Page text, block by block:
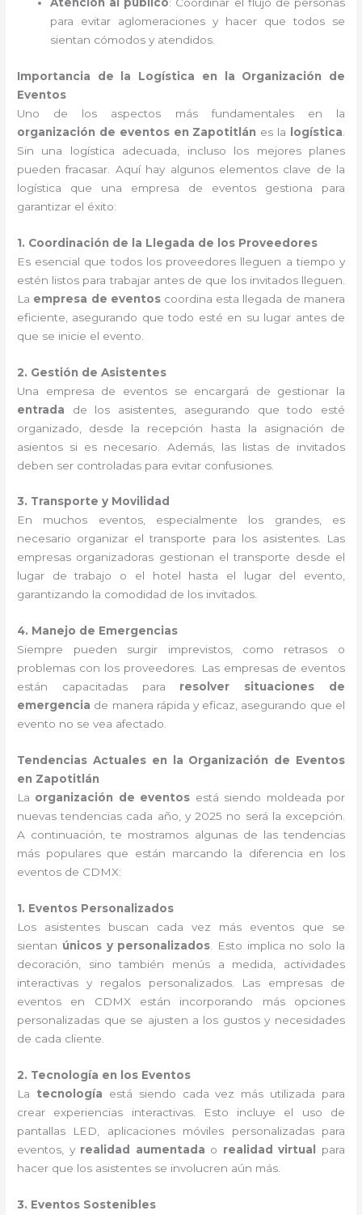
para evitar aglomeraciones y hacer que todos se
sientan cómodos y atendidos.
Importancia de la Logística en la Organización de
Eventos
Uno de los aspectos más fundamentales en la
organización de eventos en Zapotitlán es la logística
Sin una logística adecuada, incluso los mejores planes
pueden fracasar. Aquí hay algunos elementos clave de la
logística que una empresa de eventos gestiona para
garantizar el éxito:
1. Coordinación de la Llegada de los Proveedores
Es esencial que todos los proveedores lleguen a tiempo y
estén listos para trabajar antes de que los invitados lleguen.
La empresa de eventoscoordina esta llegada de manera
eficiente, asegurando que todo esté en su lugar antes de
que se inicie el evento.
2. Gestión de Asistentes
Una empresa de eventos se encargará de gestionar la
entrada de los asistentes, asegurando que todo esté
organizado, desde la recepción hasta la asignación de
asientos si es necesario. Además, las listas de invitados
deben ser controladas para evitar confusiones.
3. Transporte y Movilidad
En muchos eventos, especialmente los grandes, es
necesario organizar el transporte para los asistentes. Las
empresas organizadoras gestionan el transporte desde el
lugar de trabajo o el hotel hasta el lugar del evento,
garantizando la comodidad de los invitados.
4. Manejo de Emergencias
Siempre pueden surgir imprevistos, como retrasos o
problemas con los proveedores. Las empresas de eventos
están capacitadas para resolver situaciones de
emergencia de manera rápida y eficaz, asegurando que el
evento no se vea afectado.
Tendencias Actuales en la Organización de Eventos
en Zapotitlán
La organización de eventos está siendo moldeada por
nuevas tendencias cada año, y 2025 no será la excepción.
A continuación, te mostramos algunas de las tendencias
más populares que están marcando la diferencia en los
eventos de CDMX:
1. Eventos Personalizados
Los asistentes buscan cada vez más eventos que se
sientan únicos y personalizados . Esto implica no solo la
decoración, sino también menús a medida, actividades
interactivas y regalos personalizados. Las empresas de
eventos en CDMX están incorporando más opciones
personalizadas que se ajusten a los gustos y necesidades
de cada cliente.
2. Tecnología en los Eventos
La tecnología está siendo cada vez más utilizada para
crear experiencias interactivas. Esto incluye el uso de
pantallas LED, aplicaciones móviles personalizadas para
eventos, y realidad aumentada o realidad virtual
para
hacer que los asistentes se involucren aún más.
3. Eventos Sostenibles